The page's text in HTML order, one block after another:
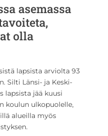
asemassa
olla
lapsista arviolta 93
Silti Länsi- ja Keski-
lapsista jää kuusi
koulun ulkopuolelle,
alueilla myös